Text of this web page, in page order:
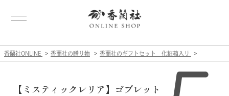
香蘭社ONLINE 香蘭社の贈り物 香蘭社のギフトセット 化粧箱入り
【ミスティックレリア】ゴブレット